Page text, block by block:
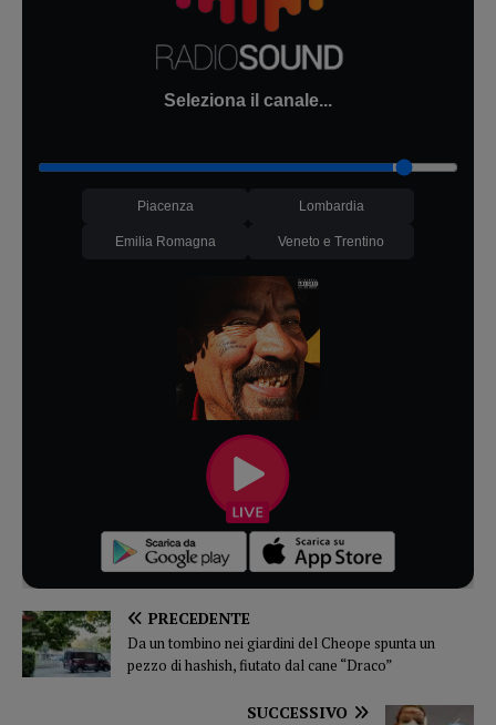
Seleziona il canale...
Piacenza Lombardia
Emilia Romagna Veneto e Trentino
PRECEDENTE
Da un tombino nei giardini del Cheope spunta un
pezzo di hashish, fiutato dal cane “Draco”
SUCCESSIVO